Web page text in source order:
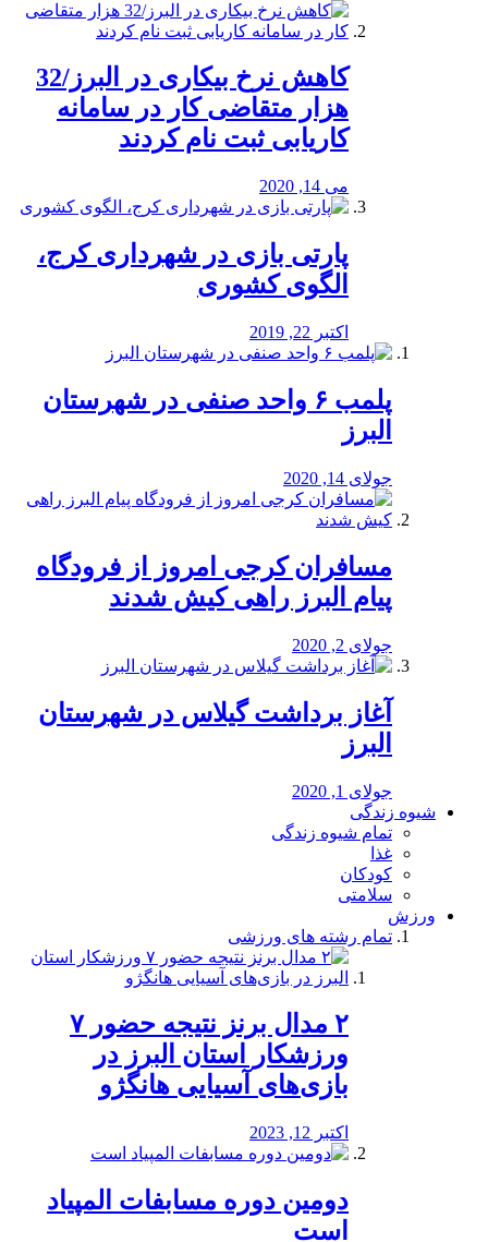
کاهش نرخ بیکاری در البرز/32
هزار متقاضی کار در سامانه
کاریابی ثبت نام کردند
می 14, 2020
پارتی بازی در شهرداری کرج،
الگوی کشوری
اکتبر 22, 2019
پلمب ۶ واحد صنفی در شهرستان
البرز
جولای 14, 2020
مسافران کرجی امروز از فرودگاه
پیام البرز راهی کیش شدند
جولای 2, 2020
آغاز برداشت گیلاس در شهرستان
البرز
جولای 1, 2020
شیوه زندگی
تمام شیوه زندگی
غذا
کودکان
سلامتی
ورزش
تمام رشته های ورزشی
۲ مدال برنز نتیجه حضور ۷
ورزشکار استان البرز در
بازی‌های آسیایی هانگژو
اکتبر 12, 2023
دومین دوره مسابفات المپیاد
است